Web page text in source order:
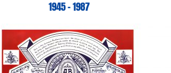
1945 – 1987